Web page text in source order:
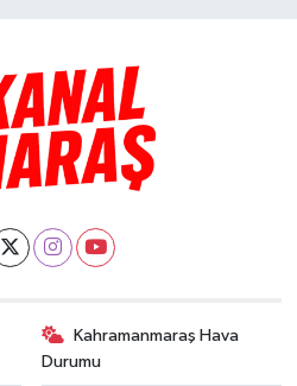
Kahramanmaraş Hava
Durumu